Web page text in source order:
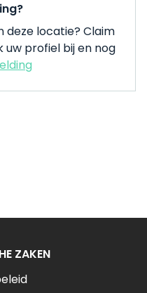
deze locatie? Claim
uw profiel bij en nog
ZAKEN